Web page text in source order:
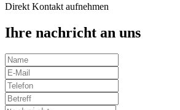
Direkt Kontakt aufnehmen
Ihre nachricht an uns